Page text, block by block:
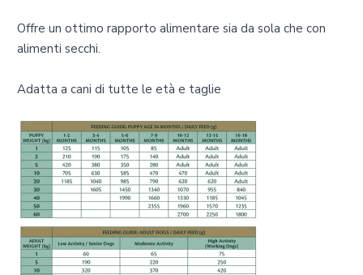
Offre un ottimo rapporto alimentare sia da sola che con
alimenti secchi.
Adatta a cani di tutte le età e taglie